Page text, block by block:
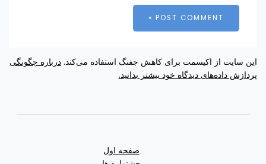
این سایت از اکیسمت برای کاهش جفنگ استفاده می‌کند.درباره چگونگی
پردازش داده‌های دیدگاه خود بیشتر بدانید.
صفحه اول